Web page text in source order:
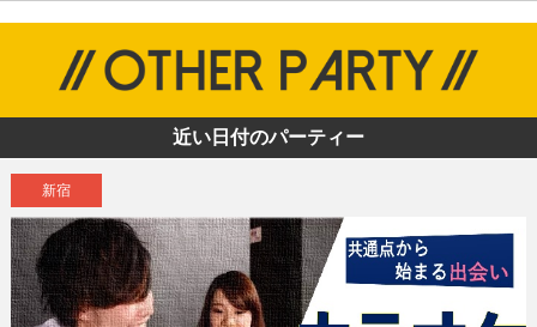
近い日付のパーティー
新宿